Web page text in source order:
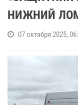
НИЖНИЙ
07 октября 2025,